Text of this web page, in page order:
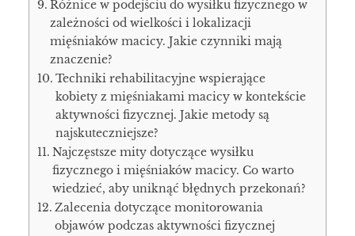
Różnice w podejściu do wysiłku fizycznego w
zależności od wielkości i lokalizacji
mięśniaków macicy. Jakie czynniki mają
znaczenie?
Techniki rehabilitacyjne wspierające
kobiety z mięśniakami macicy w kontekście
aktywności fizycznej. Jakie metody są
najskuteczniejsze?
Najczęstsze mity dotyczące wysiłku
fizycznego i mięśniaków macicy. Co warto
wiedzieć, aby uniknąć błędnych przekonań?
Zalecenia dotyczące monitorowania
objawów podczas aktywności fizycznej